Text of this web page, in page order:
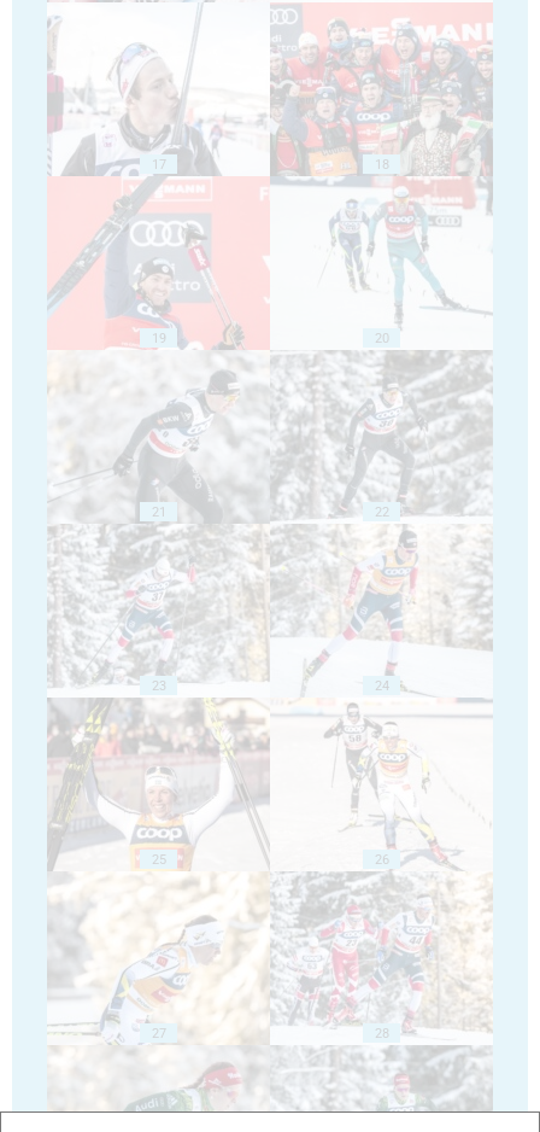
17 18
19 20
21 22
23 24
25 26
27 28